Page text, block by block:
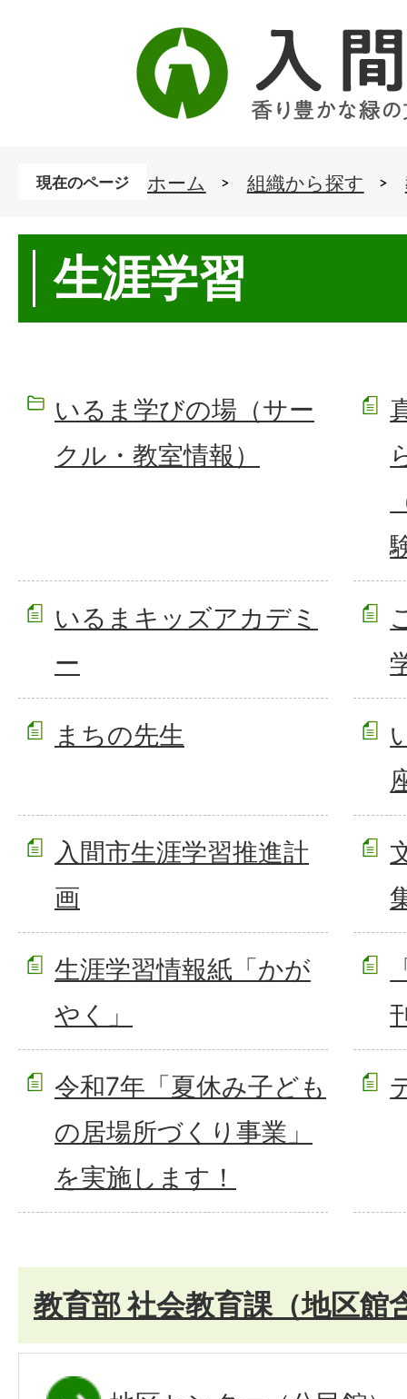
現在のページ ホーム 組織から探す
生涯学習
いるま学びの場（サー
クル・教室情報）
いるまキッズアカデミ
ー
まちの先生
入間市生涯学習推進計
画
生涯学習情報紙「かが
やく」
令和7年「夏休み子ども
の居場所づくり事業」
を実施します！
教育部 社会教育課（地区館